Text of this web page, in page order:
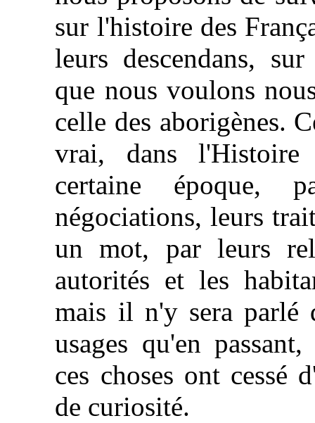
sur l'histoire des
leurs descendans,
que nous voulons
celle des aborigènes.
vrai, dans l'Histoire
certaine époque,
négociations, leurs
un mot, par leurs
autorités et les
mais il n'y sera parlé
usages qu'en
ces choses ont cessé
de curiosité.